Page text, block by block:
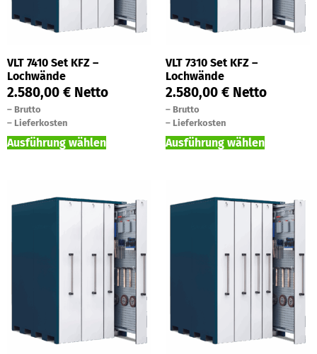
VLT 7410 Set KFZ –
Lochwände
2.580,00 € Netto
– Brutto
– Lieferkosten
Ausführung wählen
VLT 7310 Set KFZ –
Lochwände
2.580,00 € Netto
– Brutto
– Lieferkosten
Ausführung wählen